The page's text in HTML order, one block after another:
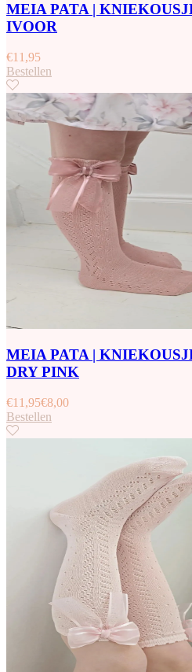
MEIA PATA |
IVOOR
€11,95
Bestellen
MEIA PATA |
DRY PINK
€11,95€8,00
Bestellen